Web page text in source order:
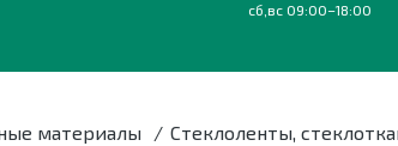
сб,вс 09:00–18:00
материалы / Стеклоленты,